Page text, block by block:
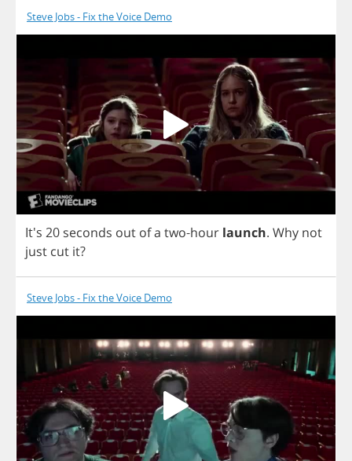
Steve Jobs - Fix the Voice Demo
It's 20 seconds out ofa two-hour launch. Why not
just cut it?
Steve Jobs - Fix the Voice Demo